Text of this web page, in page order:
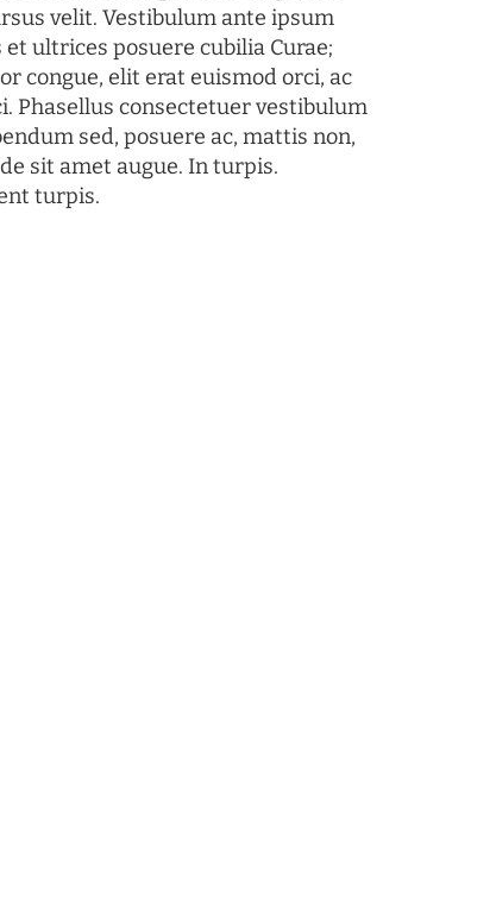
velit. Vestibulum ante ipsum
ultrices posuere cubilia Curae;
congue, elit erat euismod orci, ac
Phasellus consectetuer vestibulum
sed, posuere ac, mattis non,
sit amet augue. In turpis.
turpis.